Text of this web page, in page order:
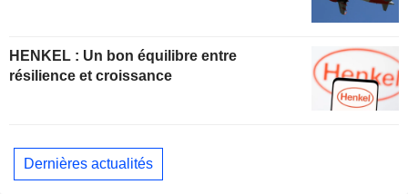
HENKEL : Un bon équilibre entre
résilience et croissance
Dernières actualités